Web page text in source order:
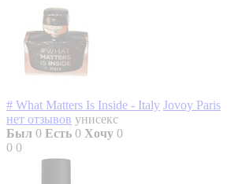
# What Matters Is Inside - Italy Jovoy Paris
нет отзывов унисекс
Был 0 Есть 0 Хочу 0
0 0